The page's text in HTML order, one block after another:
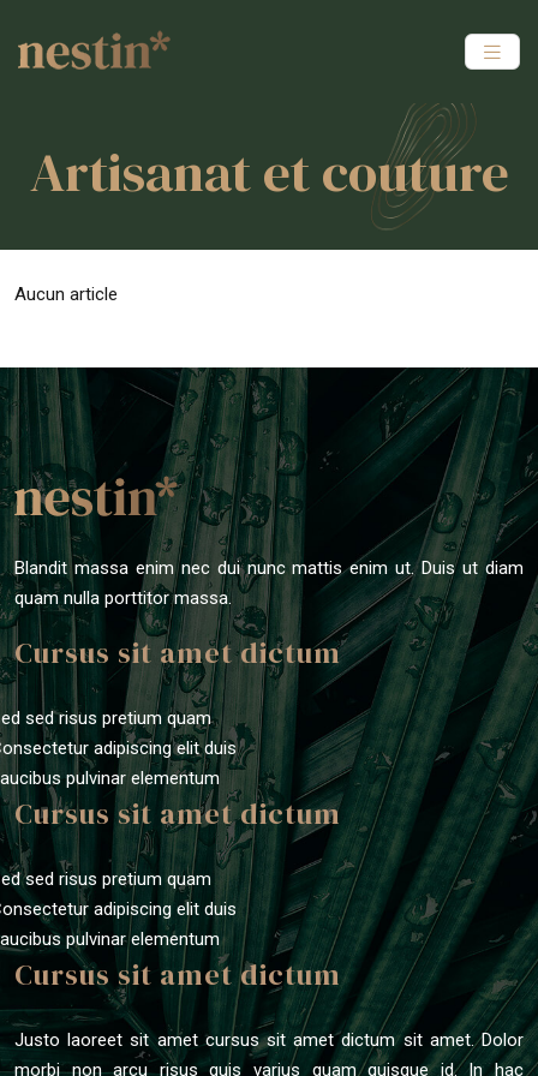
Artisanat et couture
Aucun article
Blandit massa enim nec dui nunc mattis enim ut. Duis ut diam
quam nulla porttitor massa.
Cursus sit amet dictum
sed risus pretium quam
adipiscing elit duis
pulvinar elementum
Cursus sit amet dictum
sed risus pretium quam
adipiscing elit duis
pulvinar elementum
Cursus sit amet dictum
Justo laoreet sit amet cursus sit amet dictum sit amet. Dolor
morbi non arcu risus quis varius quam quisque id. In hac